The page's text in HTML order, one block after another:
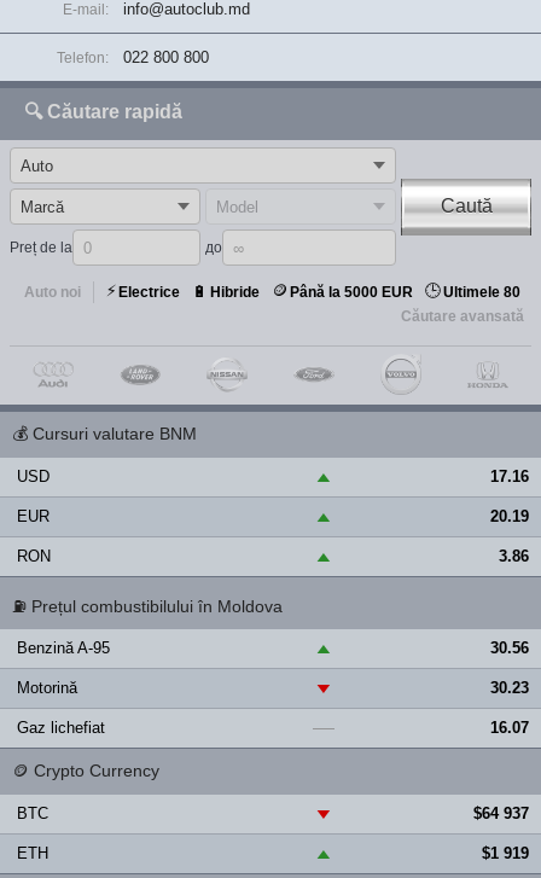
E-mail: info@autoclub.md
Telefon: 022 800 800
🔍 Căutare rapidă
Preț de la до
Caută
Auto noi ⚡ Electrice 🔋 Hibride 🪙 Până la 5000 EUR 🕒Ultimele 80
Căutare avansată
💰 Cursuri valutare BNM
USD ▲ 17.16
EUR ▲ 20.19
RON ▲ 3.86
⛽ Prețul combustibilului în Moldova
Benzină A-95 ▲ 30.56
Motorină ▼ 30.23
Gaz lichefiat — 16.07
🪙 Crypto Currency
BTC ▼ $64 937
ETH ▲ $1 919